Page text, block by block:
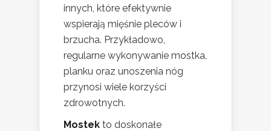
innych, które efektywnie
wspierają mięśnie pleców i
brzucha. Przykładowo,
regularne wykonywanie mostka,
planku oraz unoszenia nóg
przynosi wiele korzyści
zdrowotnych.
Mostek to doskonałe